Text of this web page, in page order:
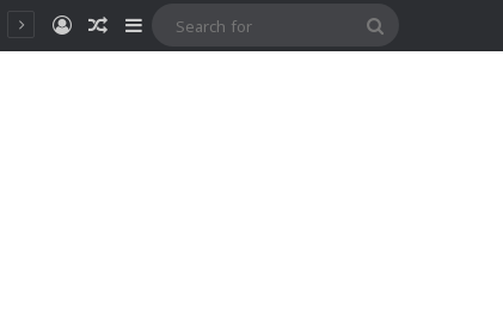
MasukRandom Article
Sidebar